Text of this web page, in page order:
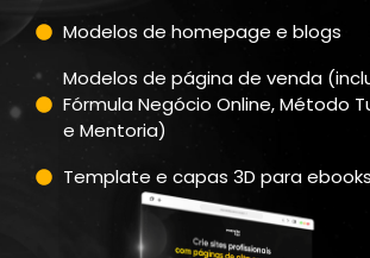
Modelos de homepage e blogs
Modelos de página de venda
Fórmula Negócio Online, Método
e Mentoria)
Template e capas 3D para ebooks